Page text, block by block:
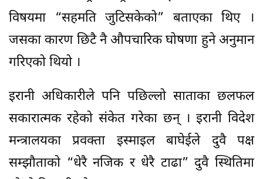
विषयमा “सहमति जुटिसकेको” बताएका थिए ।
जसका कारण छिटै नै औपचारिक घोषणा हुने अनुमान
गरिएको थियो ।
इरानी अधिकारीले पनि पछिल्लो साताका छलफल
सकारात्मक रहेको संकेत गरेका छन् । इरानी विदेश
मन्त्रालयका प्रवक्ता इस्माइल बाघेईले दुवै पक्ष
सम्झौताको “धेरै नजिक र धेरै टाढा” दुवै स्थितिमा